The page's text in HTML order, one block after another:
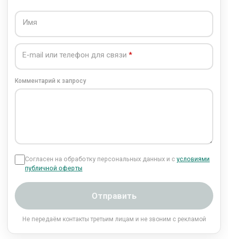
Имя
E-mail или телефон для связи
Комментарий к запросу
Согласен на обработку персональных данных и с условиями
публичной оферты
Отправить
Не передаём контакты третьим лицам и не звоним с рекламой